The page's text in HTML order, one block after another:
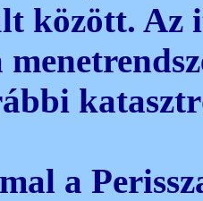
között. Az
a